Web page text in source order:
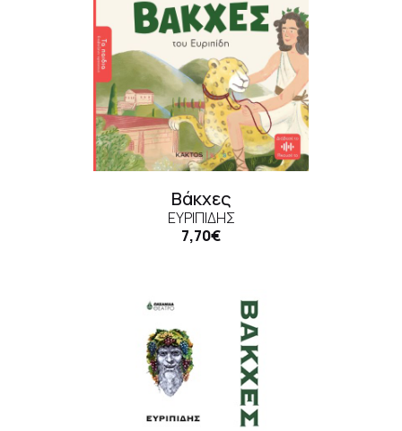
Βάκχες
ΕΥΡΙΠΊΔΗΣ
7,70€